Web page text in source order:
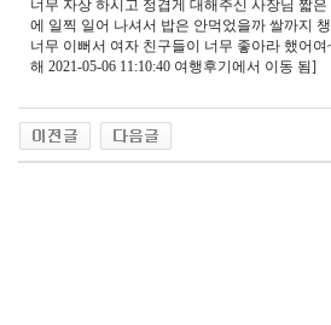
너무 자상 하시고 정겹게 대해주신 사장님 짧
에 일찍 일어 나셔서 밥은 안먹었을까 쌀까지
너무 이뻐서 여자 친구들이 너무 좋아라 했어
해 2021-05-06 11:10:40 여행후기에서 이동 됨]